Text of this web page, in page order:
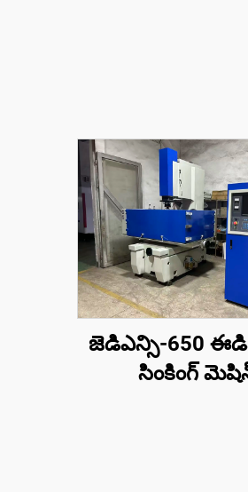
జెడిఎన్సి-650
సింకింగ్